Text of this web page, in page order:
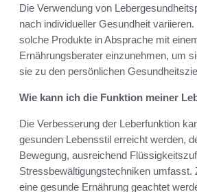
Die Verwendung von
nach individueller Gesundheit
solche Produkte in Absprache mit
Ernährungsberater einzunehmen, um
sie zu den persönlichen
Wie kann ich die Funktion meiner
Die Verbesserung der Leberfunktion
gesunden Lebensstil erreicht werden,
Bewegung, ausreichend
Stressbewältigungstechniken umfasst.
eine gesunde Ernährung geachtet